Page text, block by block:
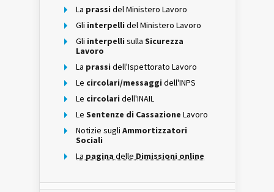
La prassi del Ministero Lavoro
Gli interpelli del Ministero Lavoro
Gli interpelli sulla Sicurezza
Lavoro
La prassi dell'Ispettorato Lavoro
Le circolari/messaggi dell'INPS
Le circolari dell'INAIL
Le Sentenze di Cassazione Lavoro
Notizie sugli Ammortizzatori
Sociali
La pagina delle Dimissioni online